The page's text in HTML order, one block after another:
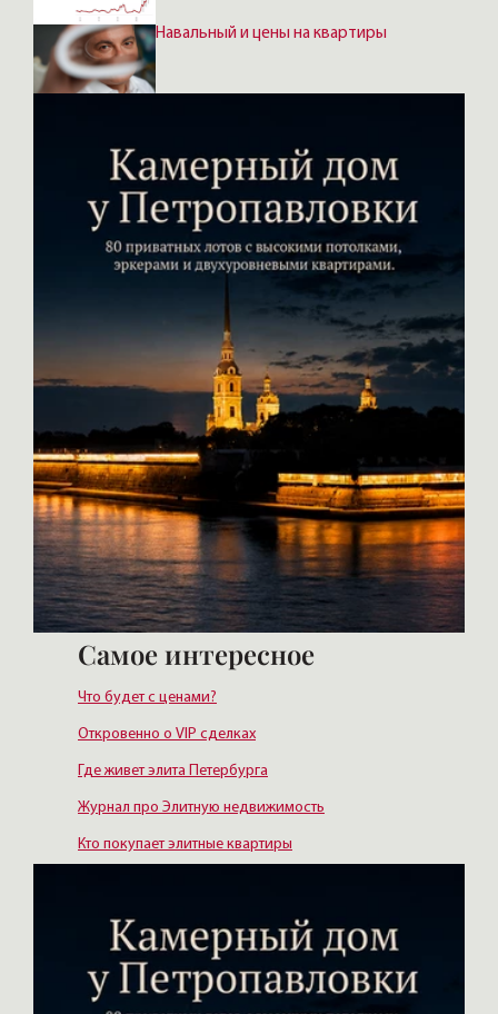
Самое интересное
Что будет с ценами?
Откровенно о VIP сделках
Где живет элита Петербурга
Журнал про Элитную недвижимость
Кто покупает элитные квартиры
Навальный и цены на квартиры